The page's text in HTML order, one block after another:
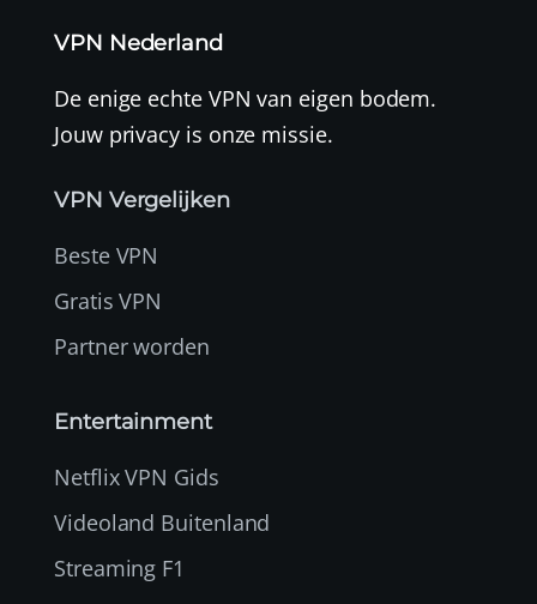
VPN Nederland
De enige echte VPN van eigen bodem.
Jouw privacy is onze missie.
VPN Vergelijken
Beste VPN
Gratis VPN
Partner worden
Entertainment
Netflix VPN Gids
Videoland Buitenland
Streaming F1